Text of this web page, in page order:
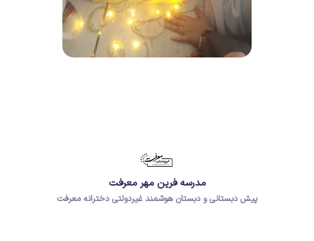
مدرسه فرین مهر معرفت
پیش دبستانی و دبستان هوشمند غیردولتی دخترانه معرفت